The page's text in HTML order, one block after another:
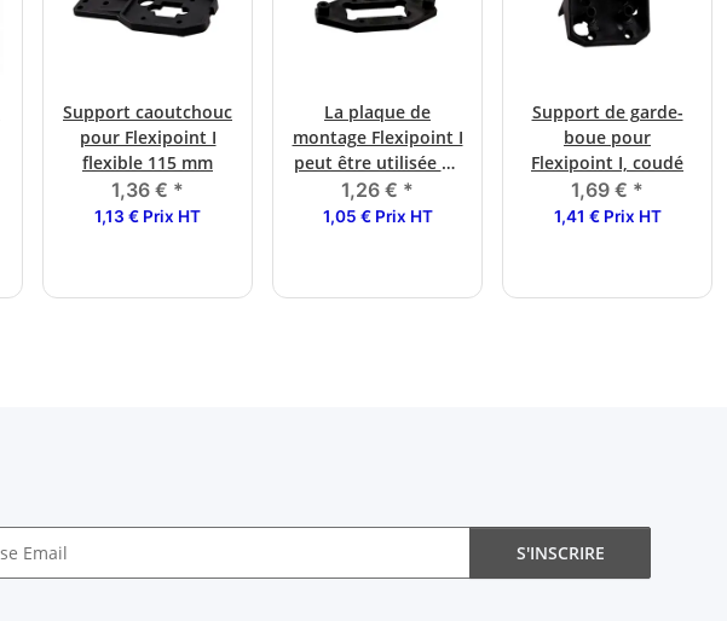
Support caoutchouc
pour Flexipoint I
flexible 115 mm
1,36 € *
1,13 € Prix HT
La plaque de
montage Flexipoint I
peut être utilisée de
manière flexible des
deux côtés
1,26 € *
1,05 € Prix HT
Support de garde-
boue pour
Flexipoint I, coudé
1,69 € *
1,41 € Prix HT
S'INSCRIRE